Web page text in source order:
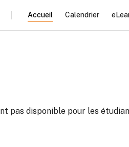
Accueil Calendrier
pas disponible pour les